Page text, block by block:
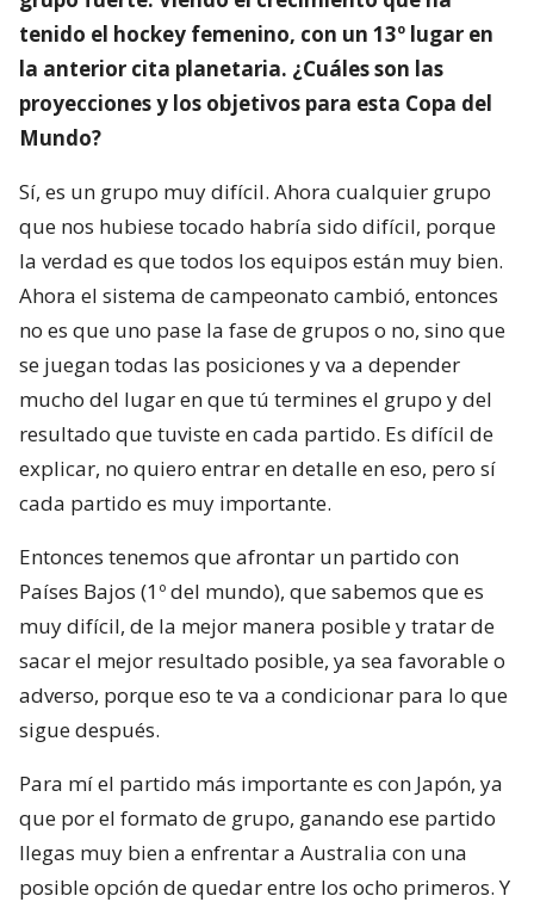
tenido el hockey femenino, con un 13º lugar en
la anterior cita planetaria. ¿Cuáles son las
proyecciones y los objetivos para esta Copa del
Mundo?
Sí, es un grupo muy difícil. Ahora cualquier grupo
que nos hubiese tocado habría sido difícil, porque
la verdad es que todos los equipos están muy bien.
Ahora el sistema de campeonato cambió, entonces
no es que uno pase la fase de grupos o no, sino que
se juegan todas las posiciones y va a depender
mucho del lugar en que tú termines el grupo y del
resultado que tuviste en cada partido. Es difícil de
explicar, no quiero entrar en detalle en eso, pero sí
cada partido es muy importante.
Entonces tenemos que afrontar un partido con
Países Bajos (1º del mundo), que sabemos que es
muy difícil, de la mejor manera posible y tratar de
sacar el mejor resultado posible, ya sea favorable o
adverso, porque eso te va a condicionar para lo que
sigue después.
Para mí el partido más importante es con Japón, ya
que por el formato de grupo, ganando ese partido
llegas muy bien a enfrentar a Australia con una
posible opción de quedar entre los ocho primeros. Y